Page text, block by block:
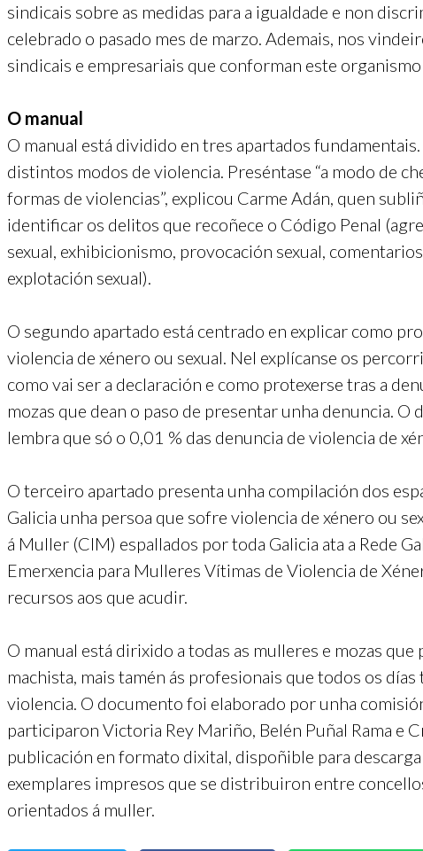
sindicais sobre as medidas para a igualdade e non
celebrado o pasado mes de marzo. Ademais, nos
sindicais e empresariais que conforman este organismo
O manual
O manual está dividido en tres apartados
distintos modos de violencia. Preséntase “a modo de
formas de violencias”, explicou Carme Adán, quen
identificar os delitos que recoñece o Código Penal
sexual, exhibicionismo, provocación sexual,
explotación sexual).
O segundo apartado está centrado en explicar como
violencia de xénero ou sexual. Nel explícanse os
como vai ser a declaración e como protexerse tras a
mozas que dean o paso de presentar unha denuncia.
lembra que só o 0,01 % das denuncia de violencia de
O terceiro apartado presenta unha compilación dos
Galicia unha persoa que sofre violencia de xénero ou
á Muller (CIM) espallados por toda Galicia ata a Rede
Emerxencia para Mulleres Vítimas de Violencia de
recursos aos que acudir.
O manual está dirixido a todas as mulleres e mozas
machista, mais tamén ás profesionais que todos os
violencia. O documento foi elaborado por unha
participaron Victoria Rey Mariño, Belén Puñal Rama e
publicación en formato dixital, dispoñible para
exemplares impresos que se distribuiron entre
orientados á muller.